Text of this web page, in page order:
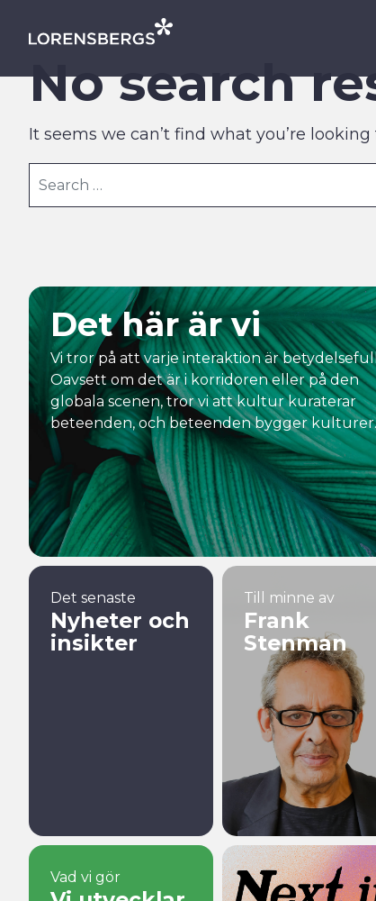
Main Navigation
No search
It seems we can’t find what you’re
Search for:
Det här är vi
Vi tror på att varje interaktion är
Oavsett om det är i korridoren eller på den
globala scenen, tror vi att kultur kuraterar
beteenden, och beteenden bygger kulturer.
Nyheter och
insikter
Det senaste
Frank
Stenman
Till minne av
Vad vi gör